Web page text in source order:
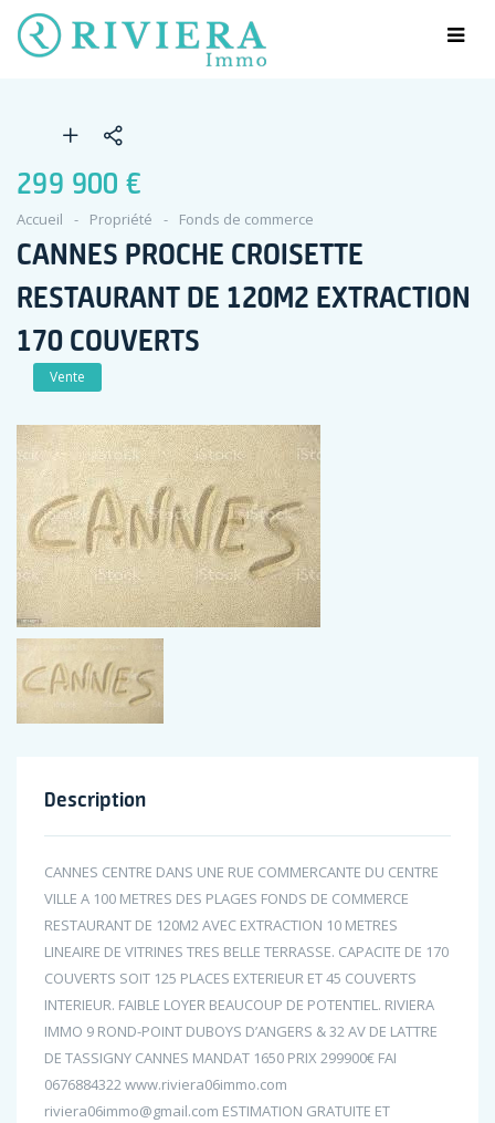
299 900 €
Accueil Propriété Fonds de commerce
CANNES PROCHE CROISETTE
RESTAURANT DE 120M2 EXTRACTION
170 COUVERTS
Vente
Description
CANNES CENTRE DANS UNE RUE COMMERCANTE DU CENTRE
VILLE A 100 METRES DES PLAGES FONDS DE COMMERCE
RESTAURANT DE 120M2 AVEC EXTRACTION 10 METRES
LINEAIRE DE VITRINES TRES BELLE TERRASSE. CAPACITE DE 170
COUVERTS SOIT 125 PLACES EXTERIEUR ET 45 COUVERTS
INTERIEUR. FAIBLE LOYER BEAUCOUP DE POTENTIEL. RIVIERA
IMMO 9 ROND-POINT DUBOYS D’ANGERS & 32 AV DE LATTRE
DE TASSIGNY CANNES MANDAT 1650 PRIX 299900€ FAI
0676884322 www.riviera06immo.com
riviera06immo@gmail.com ESTIMATION GRATUITE ET